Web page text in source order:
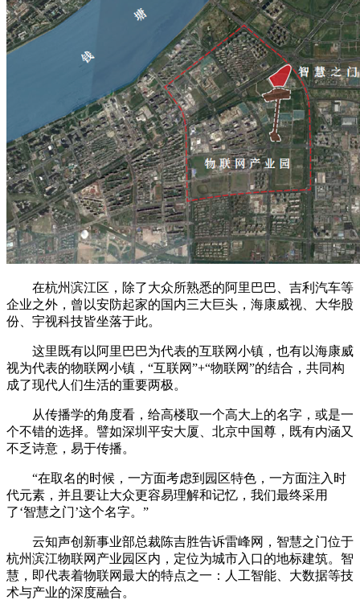
在杭州滨江区，除了大众所熟悉的阿里巴巴、吉利汽车等
企业之外，曾以安防起家的国内三大巨头，海康威视、大华股
份、宇视科技皆坐落于此。
这里既有以阿里巴巴为代表的互联网小镇，也有以海康威
视为代表的物联网小镇，“互联网”+“物联网”的结合，共同构
成了现代人们生活的重要两极。
从传播学的角度看，给高楼取一个高大上的名字，或是一
个不错的选择。譬如深圳平安大厦、北京中国尊，既有内涵又
不乏诗意，易于传播。
“在取名的时候，一方面考虑到园区特色，一方面注入时
代元素，并且要让大众更容易理解和记忆，我们最终采用
了‘智慧之门’这个名字。”
云知声创新事业部总裁陈吉胜告诉雷峰网，智慧之门位于
杭州滨江物联网产业园区内，定位为城市入口的地标建筑。智
慧，即代表着物联网最大的特点之一：人工智能、大数据等技
术与产业的深度融合。